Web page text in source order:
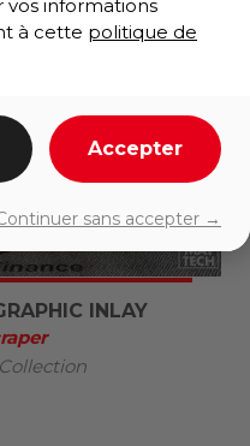
INLAY
vos informations
à cette politique de
Accepter
sans accepter →